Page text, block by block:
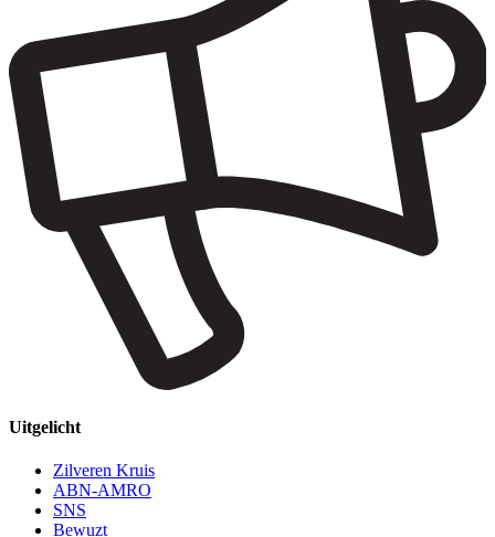
Uitgelicht
Zilveren Kruis
ABN-AMRO
SNS
Bewuzt